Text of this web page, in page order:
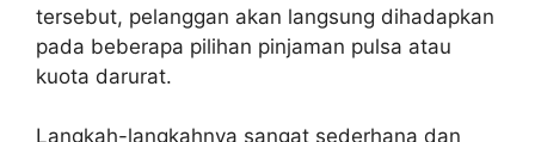
tersebut, pelanggan akan langsung dihadapkan
pada beberapa pilihan pinjaman pulsa atau
kuota darurat.
Langkah-langkahnya sangat sederhana dan